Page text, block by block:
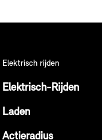
Elektrisch rijden
Elektrisch-Rijden
Laden
Actieradius